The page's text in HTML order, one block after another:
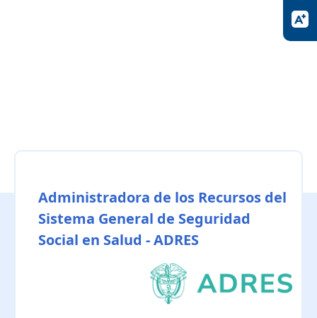
Administradora de los Recursos del
Sistema General de Seguridad
Social en Salud - ADRES